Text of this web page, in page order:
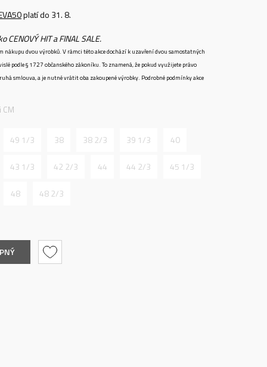
platí do 31. 8.
HIT a FINAL SALE.
nákupu dvou výrobků. V rámci této akce dochází k uzavření dvou samostatných
podle § 1727 občanského zákoníku. To znamená, že pokud využijete právo
smlouva, a je nutné vrátit oba zakoupené výrobky. Podrobné podmínky akce
49 1/3 38 38 2/3 39 1/3 40
43 1/3 42 2/3 44 44 2/3 45 1/3
48 48 2/3